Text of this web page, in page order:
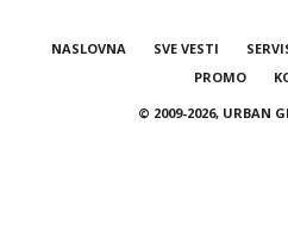
NASLOVNA SVE VESTI
PROMO
© 2009-2026, URBAN